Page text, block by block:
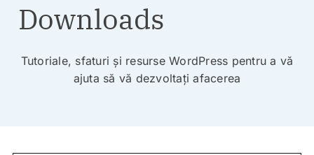
Downloads
Tutoriale, sfaturi și resurse WordPress pentru a vă
ajuta să vă dezvoltați afacerea